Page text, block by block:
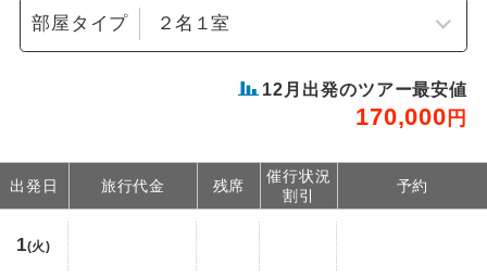
部屋タイプ
12 月出発のツアー最安値
170,000 円
出発日 旅行代金 残席
催行状況
割引
予約
1(火)